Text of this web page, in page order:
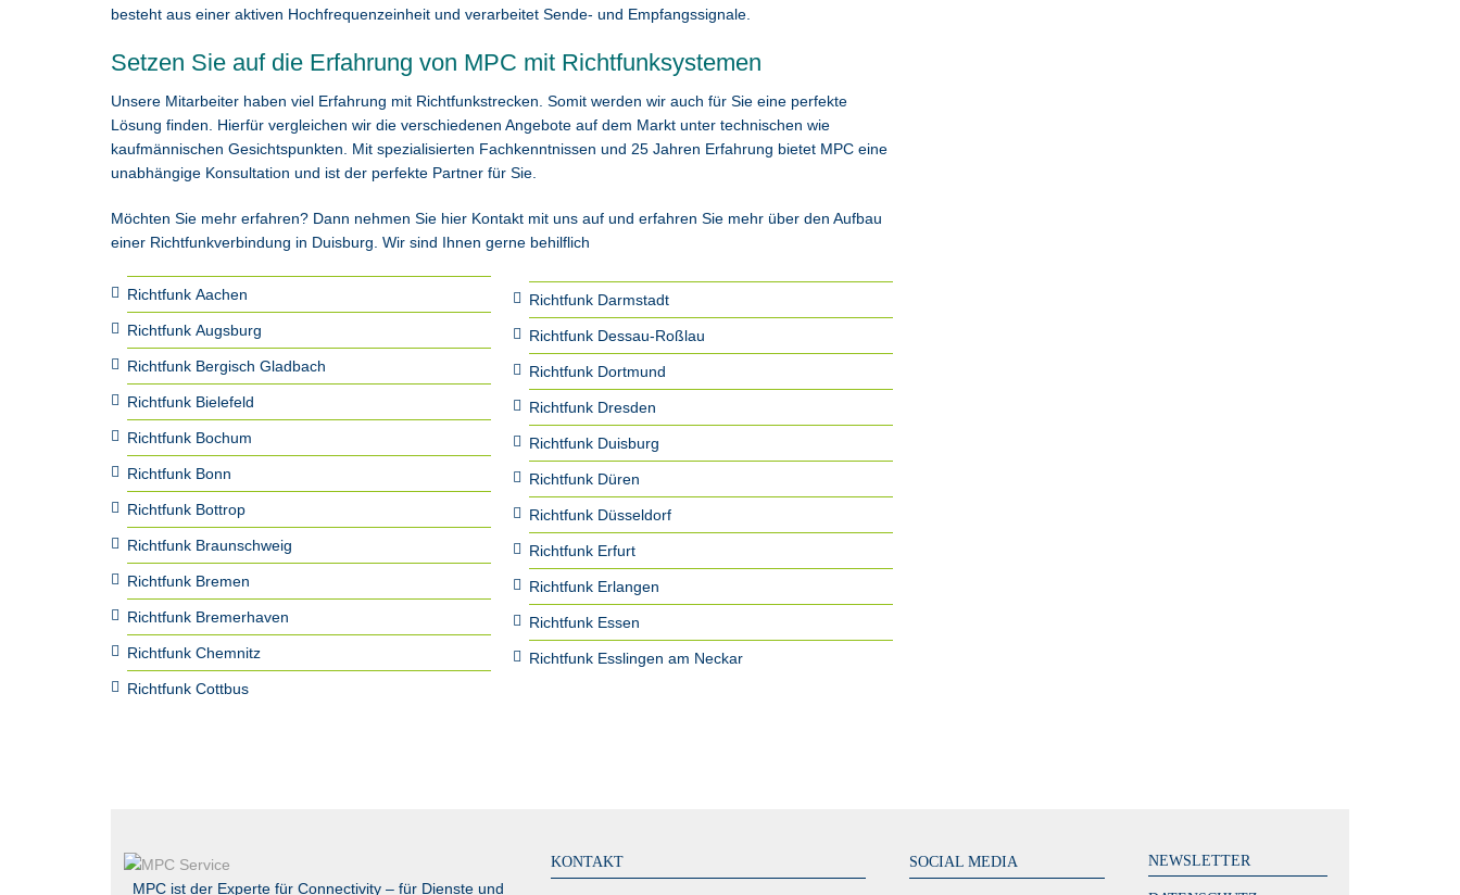
besteht aus einer aktiven Hochfrequenzeinheit und verarbeitet Sende- und Empfangssignale.
Setzen Sie auf die Erfahrung von MPC mit Richtfunksystemen
Unsere Mitarbeiter haben viel Erfahrung mit Richtfunkstrecken. Somit werden wir auch für Sie eine perfekte
Lösung finden. Hierfür vergleichen wir die verschiedenen Angebote auf dem Markt unter technischen wie
kaufmännischen Gesichtspunkten. Mit spezialisierten Fachkenntnissen und 25 Jahren Erfahrung bietet MPC eine
unabhängige Konsultation und ist der perfekte Partner für Sie.
Möchten Sie mehr erfahren? Dann nehmen Sie hier Kontakt mit uns auf und erfahren Sie mehr über den Aufbau
einer Richtfunkverbindung in Duisburg. Wir sind Ihnen gerne behilflich
Richtfunk Aachen
Richtfunk Augsburg
Richtfunk Bergisch Gladbach
Richtfunk Bielefeld
Richtfunk Bochum
Richtfunk Bonn
Richtfunk Bottrop
Richtfunk Braunschweig
Richtfunk Bremen
Richtfunk Bremerhaven
Richtfunk Chemnitz
Richtfunk Cottbus
Richtfunk Darmstadt
Richtfunk Dessau-Roßlau
Richtfunk Dortmund
Richtfunk Dresden
Richtfunk Duisburg
Richtfunk Düren
Richtfunk Düsseldorf
Richtfunk Erfurt
Richtfunk Erlangen
Richtfunk Essen
Richtfunk Esslingen am Neckar
MPC ist der Experte für Connectivity – für Dienste und
KONTAKT SOCIAL MEDIA NEWSLETTER